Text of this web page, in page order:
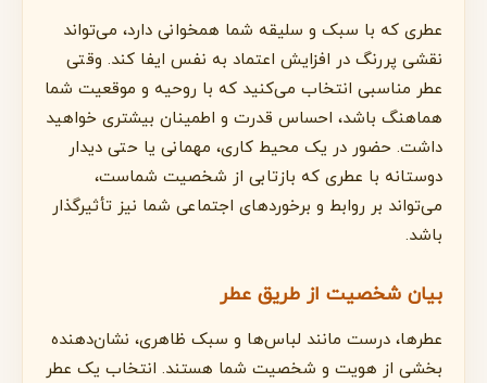
عطری که با سبک و سلیقه شما همخوانی دارد، می‌تواند
نقشی پررنگ در افزایش اعتماد به نفس ایفا کند. وقتی
عطر مناسبی انتخاب می‌کنید که با روحیه و موقعیت شما
هماهنگ باشد، احساس قدرت و اطمینان بیشتری خواهید
داشت. حضور در یک محیط کاری، مهمانی یا حتی دیدار
دوستانه با عطری که بازتابی از شخصیت شماست،
می‌تواند بر روابط و برخوردهای اجتماعی شما نیز تأثیرگذار
باشد.
بیان شخصیت از طریق عطر
عطرها، درست مانند لباس‌ها و سبک ظاهری، نشان‌دهنده
بخشی از هویت و شخصیت شما هستند. انتخاب یک عطر